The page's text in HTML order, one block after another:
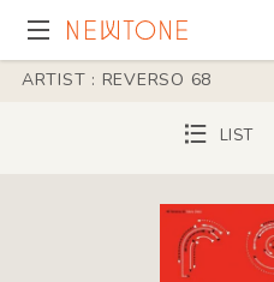
ARTIST : REVERSO 68
LIST